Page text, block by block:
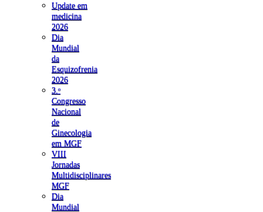
Update em
medicina
2026
Dia
Mundial
da
Esquizofrenia
2026
3.ᵒ
Congresso
Nacional
de
Ginecologia
em MGF
VIII
Jornadas
Multidisciplinares
MGF
Dia
Mundial